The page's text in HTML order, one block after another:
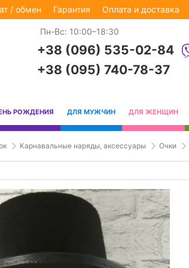
/ обмен Гарантия Оплата и доставка
Пн-Вс: 10:00–18:30
+38 (096) 535-02-84
+38 (095) 740-78-37
РОЖДЕНИЯ ДЛЯ МУЖЧИН ДЛЯ ЖЕНЩИН
Карнавальные наряды, аксессуары Очки